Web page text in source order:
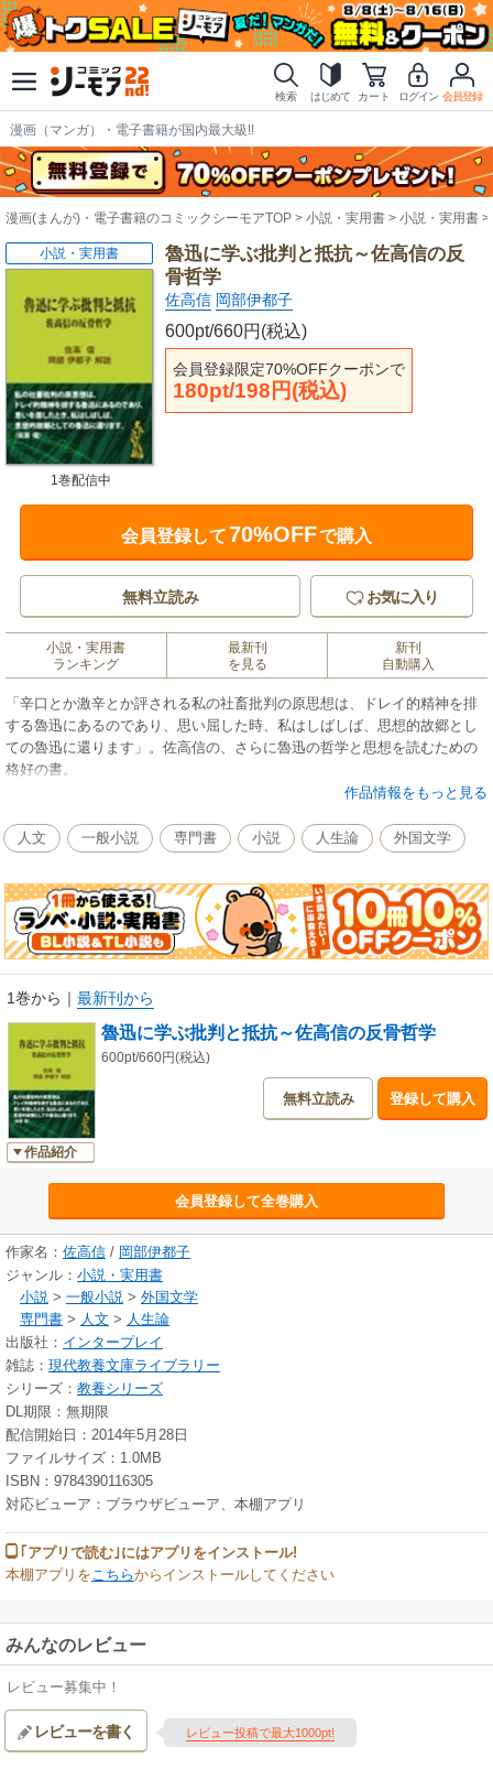
検索 はじめて カート ログイン 会員登録
漫画（マンガ）・電子書籍が国内最大級!!
漫画(まんが)・電子書籍のコミックシーモアTOP 小説・実用書 小説・実用書
魯迅に学ぶ批判と抵抗～佐高信の反
骨哲学
佐高信 岡部伊都子
600pt/660円(税込)
会員登録限定70%OFFクーポンで
180pt/198円(税込)
小説・実用書
1巻配信中
会員登録して70%OFFで購入
無料立読み お気に入り
小説・実用書
ランキング
最新刊
を見る
新刊
自動購入
「辛口とか激辛とか評される私の社畜批判の原思想は、ドレイ的精神を排
する魯迅にあるのであり、思い屈した時、私はしばしば、思想的故郷とし
ての魯迅に還ります」。佐高信の、さらに魯迅の哲学と思想を読むための
格好の書。
作品情報をもっと見る
人文 一般小説 専門書 小説 人生論 外国文学
1巻から ｜ 最新刊から
作品紹介
魯迅に学ぶ批判と抵抗～佐高信の反骨哲学
600pt/660円(税込)
無料立読み 登録して購入
会員登録して全巻購入
作家名： 佐高信 / 岡部伊都子
ジャンル： 小説・実用書
小説 > 一般小説 > 外国文学
専門書 > 人文 > 人生論
出版社： インタープレイ
雑誌： 現代教養文庫ライブラリー
シリーズ： 教養シリーズ
DL期限：無期限
配信開始日：2014年5月28日
ファイルサイズ：1.0MB
ISBN：9784390116305
対応ビューア：ブラウザビューア、本棚アプリ
｢アプリで読む｣にはアプリをインストール!
本棚アプリを こちらからインストールしてください
みんなのレビュー
レビュー募集中！
レビューを書く レビュー投稿で最大1000pt!